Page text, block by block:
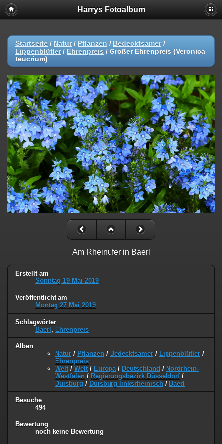
Harrys Fotoalbum
Startseite / Natur/ Pflanzen / Bedecktsamer/
Lippenblütler/ Ehrenpreis / Großer Ehrenpreis (Veronica
teucrium)
Am Rheinufer in Baerl
Erstellt am
Sonntag 19 Mai 2019
Veröffentlicht am
Montag 27 Mai 2019
Schlagwörter
Baerl , Ehrenpreis
Alben
Natur / Pflanzen / Bedecktsamer / Lippenblütler /
Ehrenpreis
Welt / Welt / Europa / Deutschland / Nordrhein-
Westfalen / Regierungsbezirk Düsseldorf/
Duisburg / Duisburg linksrheinisch / Baerl
Besuche
494
Bewertung
noch keine Bewertung